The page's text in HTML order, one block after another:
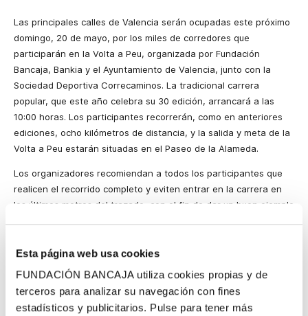
Esta página web usa cookies
FUNDACIÓN BANCAJA utiliza cookies propias y de
terceros para analizar su navegación con fines
estadísticos y publicitarios. Pulse para tener más
Las principales calles de Valencia serán ocupadas este próximo
domingo, 20 de mayo, por los miles de corredores que
participarán en la Volta a Peu, organizada por Fundación
Bancaja, Bankia y el Ayuntamiento de Valencia, junto con la
Sociedad Deportiva Correcaminos. La tradicional carrera
popular, que este año celebra su 30 edición, arrancará a las
10:00 horas. Los participantes recorrerán, como en anteriores
ediciones, ocho kilómetros de distancia, y la salida y meta de la
Volta a Peu estarán situadas en el Paseo de la Alameda.
Los organizadores recomiendan a todos los participantes que
realicen el recorrido completo y eviten entrar en la carrera en
los últimos metros del trazado, con el fin de dar un buen ejemplo
sentido, no es obligatorio realizar toda la prueba corriendo, por
lo que aquellos que lo deseen pueden completar la prueba
El principal objetivo de la Volta a Peu no es la competición en si,